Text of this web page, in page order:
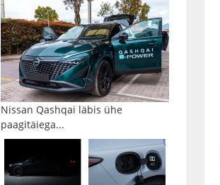
Nissan Qashqai läbis ühe
paagitäiega...